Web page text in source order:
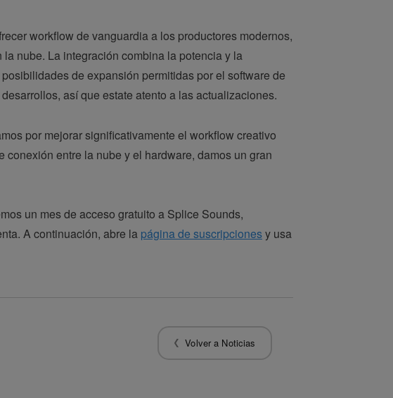
workflow de vanguardia a los productores modernos,
nube. La integración combina la potencia y la
de expansión permitidas por el software de
así que estate atento a las actualizaciones.
por mejorar significativamente el workflow creativo
entre la nube y el hardware, damos un gran
un mes de acceso gratuito a Splice Sounds,
A continuación, abre la página de suscripcionesy usa
Volver a Noticias